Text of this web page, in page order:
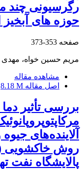
حوزه های
صفحه 353-373
مریم حسین خواه، مهدی
مشاهده مقاله
اصل مقاله 8.18 M
آلاینده‌های
روش خاکشویی
پالایشگاه نفت